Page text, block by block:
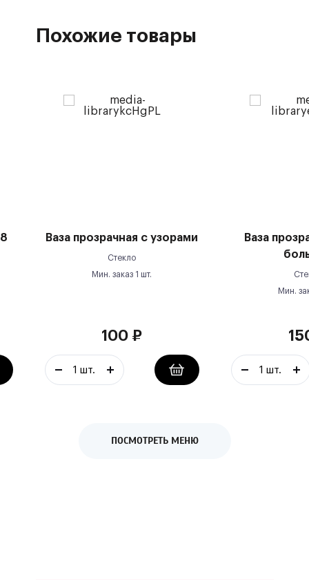
Похожие товары
Ваза прозрачная с узорами
Стекло
Мин. заказ 1 шт.
100 ₽
Ваза
Мин.
ПОСМОТРЕТЬ МЕНЮ